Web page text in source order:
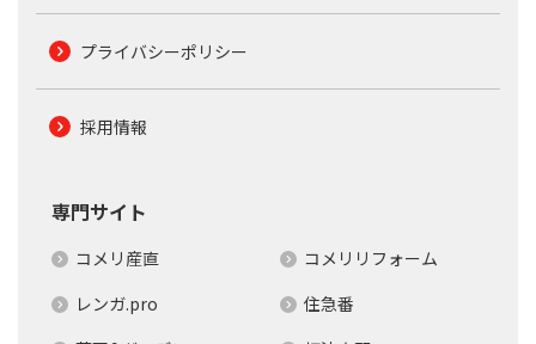
プライバシーポリシー
採用情報
専門サイト
コメリ産直
コメリリフォーム
レンガ.pro
住急番